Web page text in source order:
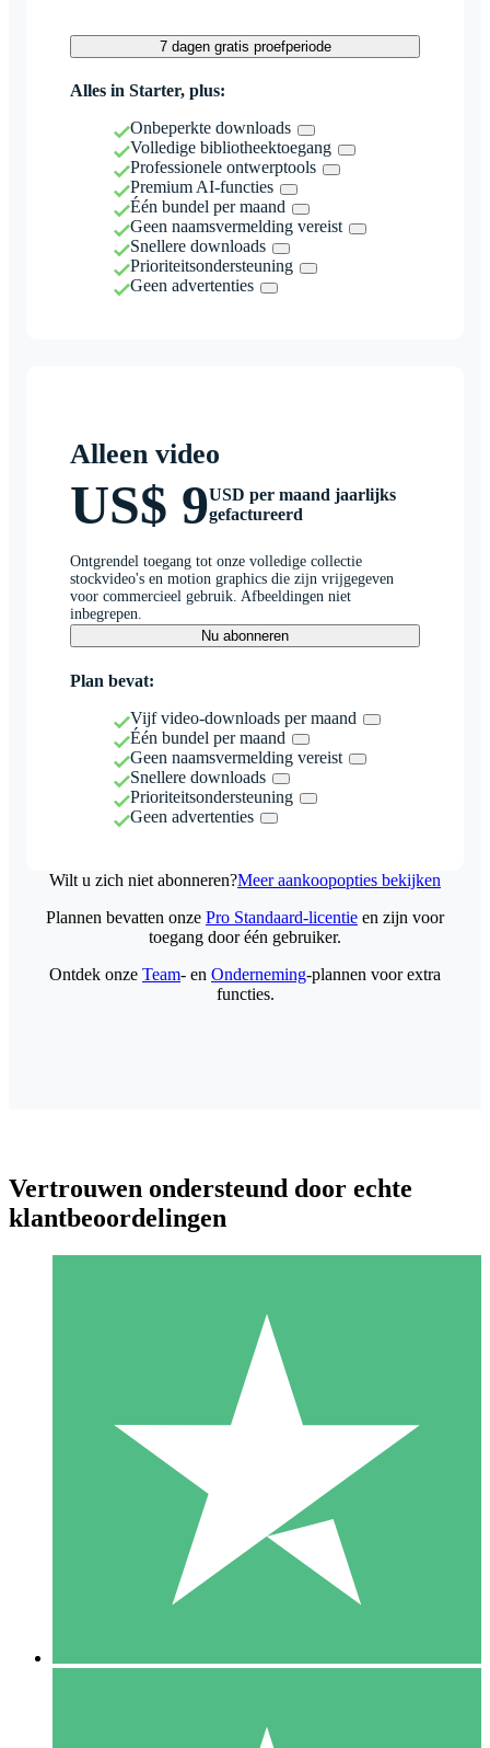
7 dagen gratis proefperiode
Alles in Starter, plus:
Onbeperkte downloads
Volledige bibliotheektoegang
Professionele ontwerptools
Premium AI-functies
Één bundel per maand
Geen naamsvermelding vereist
Snellere downloads
Prioriteitsondersteuning
Geen advertenties
Alleen video
US$ 9USD per maand jaarlijks
gefactureerd
Ontgrendel toegang tot onze volledige collectie
stockvideo's en motion graphics die zijn vrijgegeven
voor commercieel gebruik. Afbeeldingen niet
inbegrepen.
Nu abonneren
Plan bevat:
Vijf video-downloads per maand
Één bundel per maand
Geen naamsvermelding vereist
Snellere downloads
Prioriteitsondersteuning
Geen advertenties
Wilt u zich niet abonneren?Meer aankoopopties bekijken
Individuele Creditpakketten
Betaal per gebruik met downloadtegoeden. Geen maandelijkse
1000
10 Downloaden
Plannen bevatten onze Pro Standaard-licentie en zijn voor
toegang door één gebruiker.
Ontdek onze Team- en Onderneming-plannen voor extra
functies.
Vertrouwen ondersteund door echte
klantbeoordelingen